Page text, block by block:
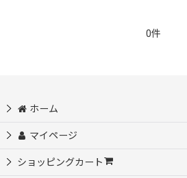
0件
ホーム
マイページ
ショッピングカート